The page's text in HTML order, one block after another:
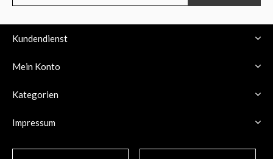
Kundendienst
Mein Konto
Kategorien
Impressum